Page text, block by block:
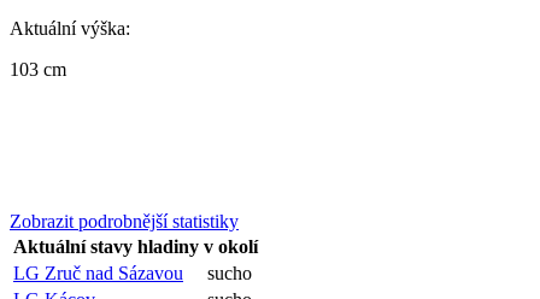
Aktuální výška:
103 cm
Zobrazit podrobnější statistiky
Aktuální stavy hladiny v okolí
LG Zruč nad Sázavou
sucho